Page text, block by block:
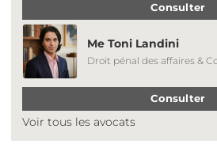
Consulter
Me Toni Landini
Droit pénal des affaires &
Consulter
Voir tous les avocats